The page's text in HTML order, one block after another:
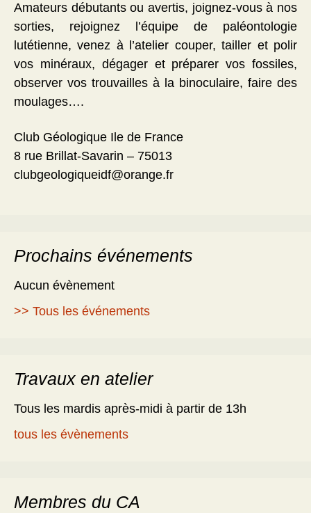
Amateurs débutants ou avertis, joignez-vous à nos
sorties, rejoignez l’équipe de paléontologie
lutétienne, venez à l’atelier couper, tailler et polir
vos minéraux, dégager et préparer vos fossiles,
observer vos trouvailles à la binoculaire, faire des
moulages….
Club Géologique Ile de France
8 rue Brillat-Savarin – 75013
clubgeologiqueidf@orange.fr
Prochains événements
Aucun évènement
>> Tous les événements
Travaux en atelier
Tous les mardis après-midi à partir de 13h
tous les évènements
Membres du CA